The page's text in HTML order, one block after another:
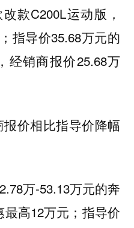
款C200L运动版，
指导价35.68万元的
经销商报价25.68万
价相比指导价降幅
万-53.13万元的奔
高12万元；指导价